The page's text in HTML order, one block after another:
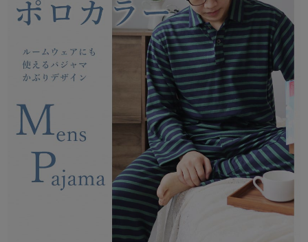
メンズパジャマ
夏
柳
ニット/ストレッチ 起毛/フランネル
体型別におすすめパジ
ャマ
年齢別におすすめパジ
ャマ
ルームウェア
インナーウェア 生活雑貨 カタログギフト
胸がすけない
羽織・バスロ
ーブ
ズボン単品
長袖
会社概要 お買い物ガイド 安心の日本製
SDGsの取り組み